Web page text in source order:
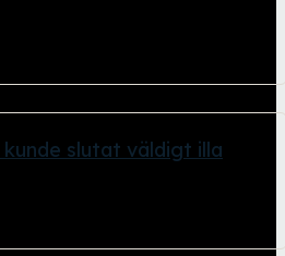
slutat väldigt illa